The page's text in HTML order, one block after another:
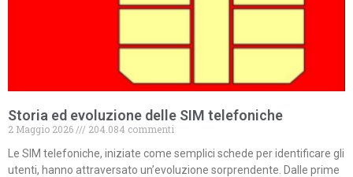
Storia ed evoluzione delle SIM telefoniche
2 Maggio 2026
204.084 commenti
Le SIM telefoniche, iniziate come semplici schede per identificare gli
utenti, hanno attraversato un’evoluzione sorprendente. Dalle prime